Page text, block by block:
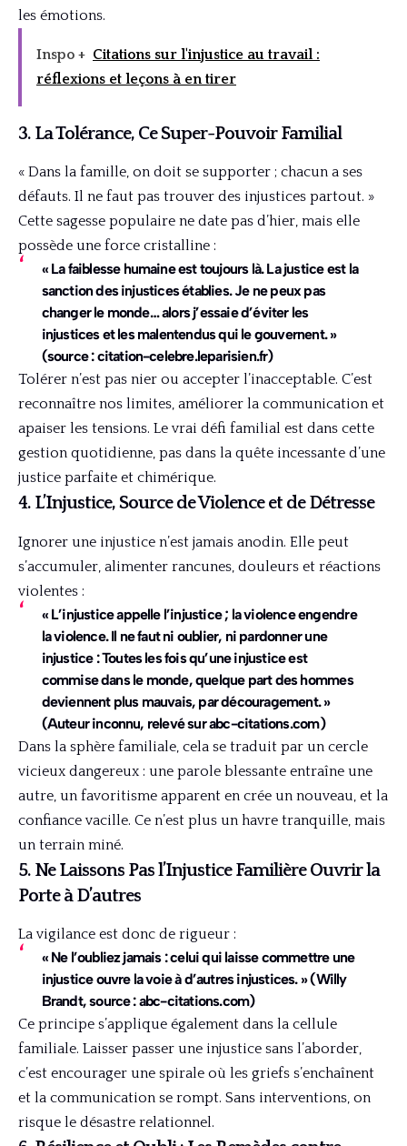
les émotions.
Inspo + Citations sur l'injustice au travail :
réflexions et leçons à en tirer
3. La Tolérance, Ce Super-Pouvoir Familial
« Dans la famille, on doit se supporter ; chacun a ses
défauts. Il ne faut pas trouver des injustices partout. »
Cette sagesse populaire ne date pas d’hier, mais elle
possède une force cristalline :
« La faiblesse humaine est toujours là. La justice est la
sanction des injustices établies. Je ne peux pas
changer le monde… alors j’essaie d’éviter les
injustices et les malentendus qui le gouvernent. »
(source : citation-celebre.leparisien.fr)
Tolérer n’est pas nier ou accepter l’inacceptable. C’est
reconnaître nos limites, améliorer la communication et
apaiser les tensions. Le vrai défi familial est dans cette
gestion quotidienne, pas dans la quête incessante d’une
justice parfaite et chimérique.
4. L’Injustice, Source de Violence et de Détresse
Ignorer une injustice n’est jamais anodin. Elle peut
s’accumuler, alimenter rancunes, douleurs et réactions
violentes :
« L’injustice appelle l’injustice ; la violence engendre
la violence. Il ne faut ni oublier, ni pardonner une
injustice : Toutes les fois qu’une injustice est
commise dans le monde, quelque part des hommes
deviennent plus mauvais, par découragement. »
(Auteur inconnu, relevé sur abc-citations.com)
Dans la sphère familiale, cela se traduit par un cercle
vicieux dangereux : une parole blessante entraîne une
autre, un favoritisme apparent en crée un nouveau, et la
confiance vacille. Ce n’est plus un havre tranquille, mais
un terrain miné.
5. Ne Laissons Pas l’Injustice Familière Ouvrir la
Porte à D’autres
La vigilance est donc de rigueur :
« Ne l’oubliez jamais : celui qui laisse commettre une
injustice ouvre la voie à d’autres injustices. » (Willy
Brandt, source : abc-citations.com)
Ce principe s’applique également dans la cellule
familiale. Laisser passer une injustice sans l’aborder,
c’est encourager une spirale où les griefs s’enchaînent
et la communication se rompt. Sans interventions, on
risque le désastre relationnel.